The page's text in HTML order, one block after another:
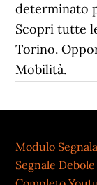
determinato
Scopri tutte
Torino.
Mobilità.
Modulo
Segnale